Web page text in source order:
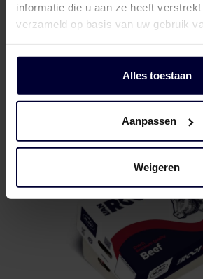
informatie die u aan ze heeft
verzameld op basis van uw gebruik
Alles toestaan
Aanpassen
Weigeren